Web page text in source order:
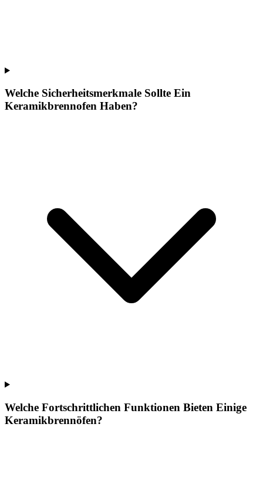
Welche Sicherheitsmerkmale Sollte Ein
Keramikbrennofen Haben?
Welche Fortschrittlichen Funktionen Bieten Einige
Keramikbrennöfen?